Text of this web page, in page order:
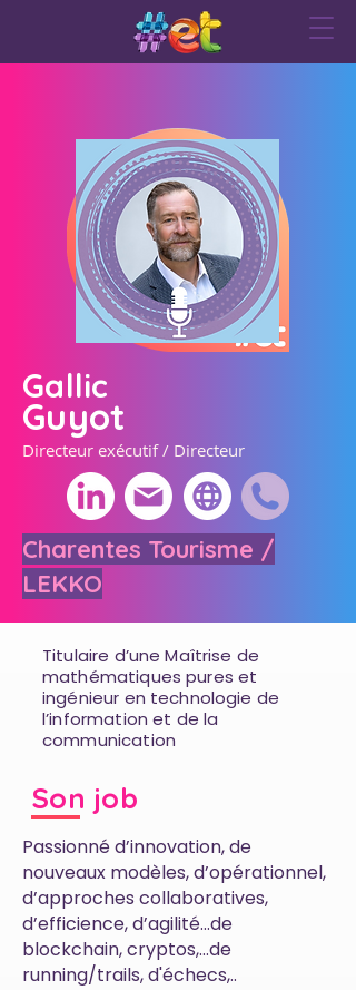
Gallic
Guyot
Directeur exécutif / Directeur
Charentes Tourisme /
LEKKO
Titulaire d’une Maîtrise de
mathématiques pures et
ingénieur en technologie de
l’information et de la
communication
Son job
Passionné d’innovation, de
nouveaux modèles, d’opérationnel,
d’approches collaboratives,
d’efficience, d’agilité…de
blockchain, cryptos,...de
running/trails, d'échecs,..